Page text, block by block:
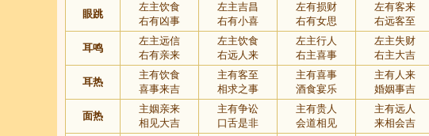
眼跳
左主饮食
右有凶事
左主吉昌
右有小喜
左有损财
右有女思
左有客来
右远客至
耳鸣
左主远信
右有亲来
左主饮食
右远人来
左主行人
右主喜事
左主失财
右主大吉
耳热
主有饮食
喜事来吉
主有客至
相求之事
主有喜事
酒食宴乐
主有人来
婚姻事吉
面热
主姻亲来
相见大吉
主有争讼
口舌是非
主有贵人
会道相见
主有远人
来相会吉